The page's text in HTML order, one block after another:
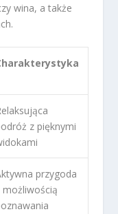
wina, a także
z pięknymi
przygoda
możliwością